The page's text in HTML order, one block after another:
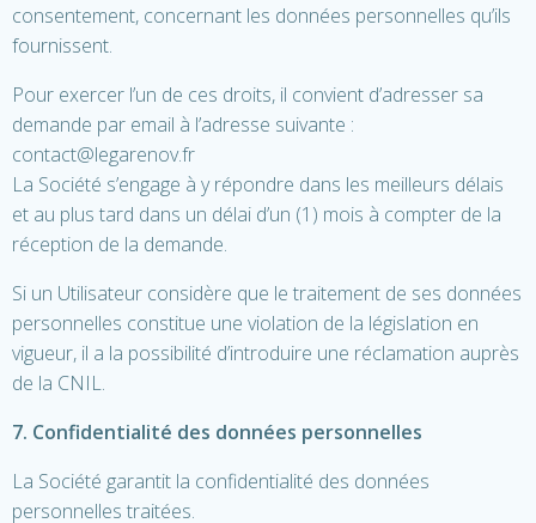
consentement, concernant les données personnelles qu’ils
fournissent.
Pour exercer l’un de ces droits, il convient d’adresser sa
demande par email à l’adresse suivante :
contact@legarenov.fr
La Société s’engage à y répondre dans les meilleurs délais
et au plus tard dans un délai d’un (1) mois à compter de la
réception de la demande.
Si un Utilisateur considère que le traitement de ses données
personnelles constitue une violation de la législation en
vigueur, il a la possibilité d’introduire une réclamation auprès
de la CNIL.
7. Confidentialité des données personnelles
La Société garantit la confidentialité des données
personnelles traitées.